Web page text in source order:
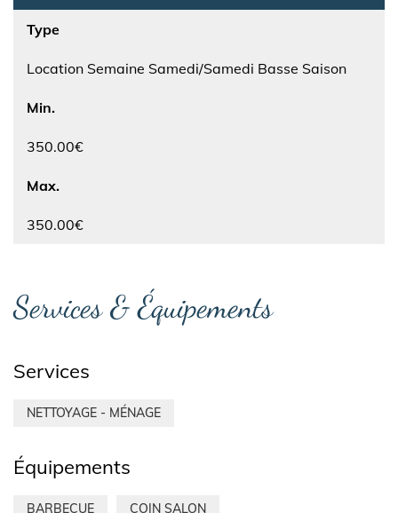
Type
Location Semaine Samedi/Samedi Basse Saison
Min.
350.00€
Max.
350.00€
Services & Équipements
Services
NETTOYAGE - MÉNAGE
Équipements
BARBECUE COIN SALON